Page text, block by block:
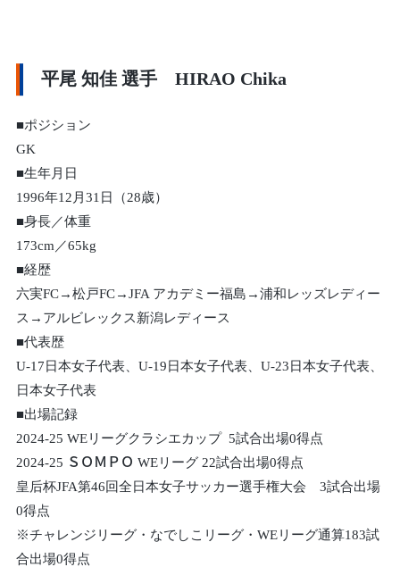
平尾 知佳 選手 HIRAO Chika
■ポジション
GK
■生年月日
1996年12月31日（28歳）
■身長／体重
173cm／65kg
■経歴
六実FC→松戸FC→JFA アカデミー福島→浦和レッズレディー
ス→アルビレックス新潟レディース
■代表歴
U-17日本女子代表、U-19日本女子代表、U-23日本女子代表、
日本女子代表
■出場記録
2024-25 WEリーグクラシエカップ 5試合出場0得点
2024-25 ＳＯＭＰＯ WEリーグ 22試合出場0得点
皇后杯JFA第46回全日本女子サッカー選手権大会 3試合出場
0得点
※チャレンジリーグ・なでしこリーグ・WEリーグ通算183試
合出場0得点